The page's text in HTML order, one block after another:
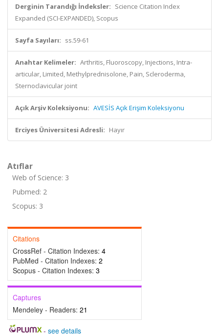
Derginin Tarandığı İndeksler: Science Citation Index
Expanded (SCI-EXPANDED), Scopus
Sayfa Sayıları: ss.59-61
Anahtar Kelimeler: Arthritis, Fluoroscopy, Injections, Intra-
articular, Limited, Methylprednisolone, Pain, Scleroderma,
Sternoclavicular joint
Açık Arşiv Koleksiyonu: AVESİS Açık Erişim Koleksiyonu
Erciyes Üniversitesi Adresli: Hayır
Atıflar
Web of Science: 3
Pubmed: 2
Scopus: 3
Citations
CrossRef - Citation Indexes: 4
PubMed - Citation Indexes: 2
Scopus - Citation Indexes: 3
Captures
Mendeley - Readers: 21
- see details